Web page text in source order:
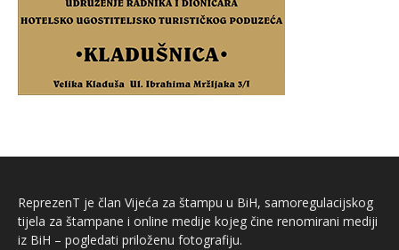
ReprezenT je član Vijeća za štampu u BiH, samoregulacijskog
tijela za štampane i online medije kojeg čine renomirani mediji
iz BiH – pogledati priloženu fotografiju.